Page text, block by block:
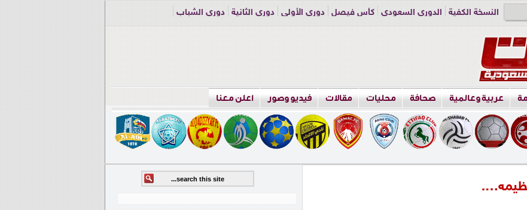
النسخة الكفية الدوري السعودي كأس فيصل دوري الأولى دوري الثانية
دوري الشباب
عربية وعالمية صحافة محليات مقالات فيديو وصور اعلن معنا